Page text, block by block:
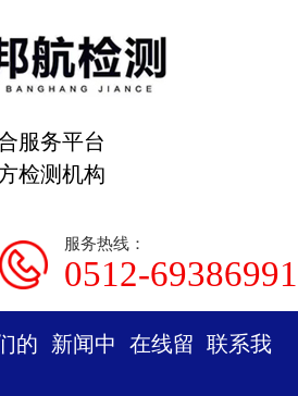
服务平台
检测机构
服务热线：
0512-69386991
的 新闻中 在线留 联系我